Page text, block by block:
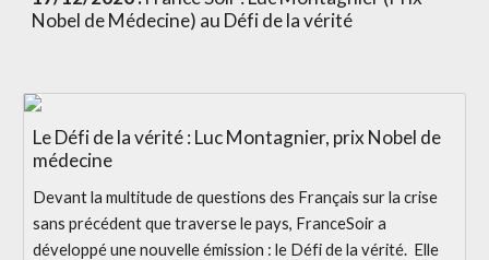
Nobel de Médecine) au Défi de la vérité
Le Défi de la vérité : Luc Montagnier, prix Nobel de
médecine
Devant la multitude de questions des Français sur la crise
sans précédent que traverse le pays, FranceSoir a
développé une nouvelle émission : le Défi de la vérité. Elle